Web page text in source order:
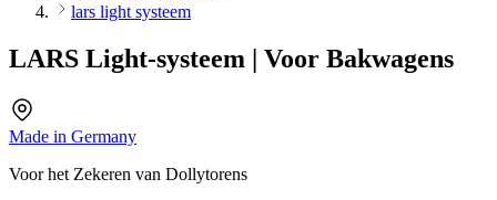
lars light systeem
LARS Light-systeem | Voor Bakwagens
Made in Germany
Voor het Zekeren van Dollytorens